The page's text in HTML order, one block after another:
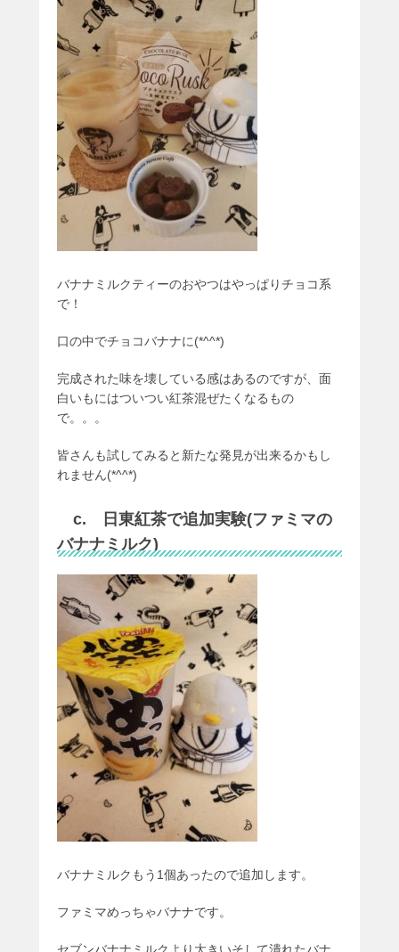
バナナミルクティーのおやつはやっぱりチョコ系
で！
口の中でチョコバナナに(*^^*)
完成された味を壊している感はあるのですが、面
白いもにはついつい紅茶混ぜたくなるもの
で。。。
皆さんも試してみると新たな発見が出来るかもし
れません(*^^*)
c. 日東紅茶で追加実験(ファミマの
バナナミルク)
バナナミルクもう1個あったので追加します。
ファミマめっちゃバナナです。